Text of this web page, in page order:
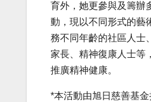
育外，她更參與及籌辦
動，現以不同形式的藝
務不同年齡的社區人士
家長、精神復康人士等
推廣精神健康。
*本活動由旭日慈善基